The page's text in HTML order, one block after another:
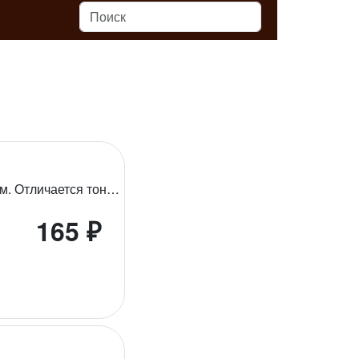
Превосходный индийский чай с плантации штата Ассам. Отличается тонким уникальным 'солодовым' ароматом и терпким вяжущим медовым привкусом.
165 ₽